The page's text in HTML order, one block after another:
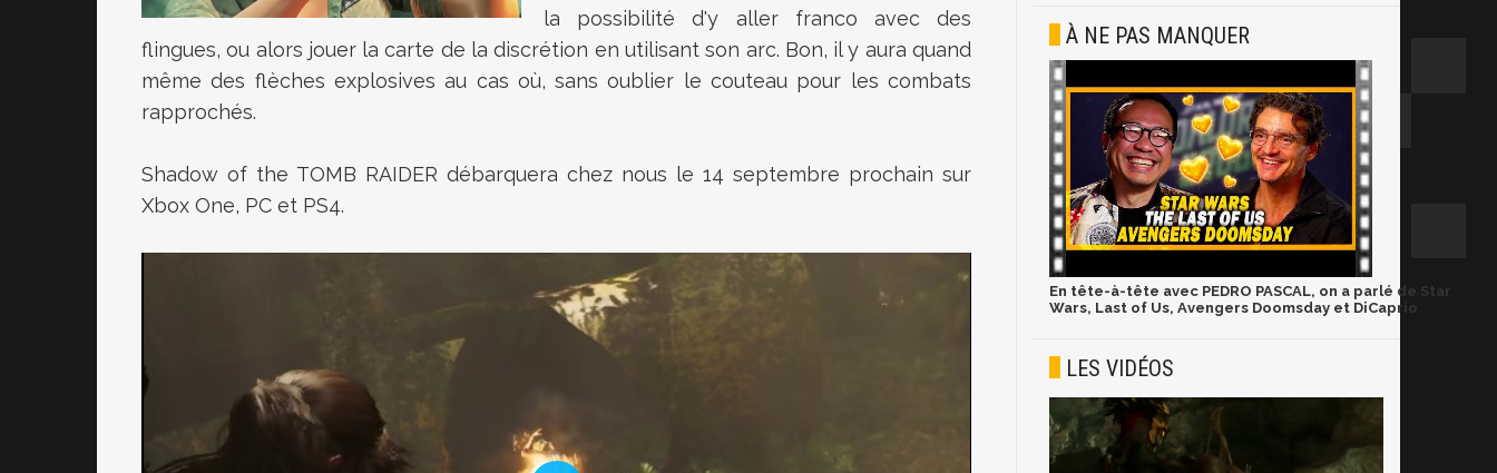
la possibilité d'y aller franco avec des
flingues, ou alors jouer la carte de la discrétion en utilisant son arc. Bon, il y aura quand
même des flèches explosives au cas où, sans oublier le couteau pour les combats
rapprochés.
Shadow of the TOMB RAIDER débarquera chez nous le 14 septembre prochain sur
Xbox One, PC et PS4.
À NE PAS MANQUER
En tête-à-tête avec PEDRO PASCAL, on a parlé de Star
Wars, Last of Us, Avengers Doomsday et DiCaprio
LES VIDÉOS